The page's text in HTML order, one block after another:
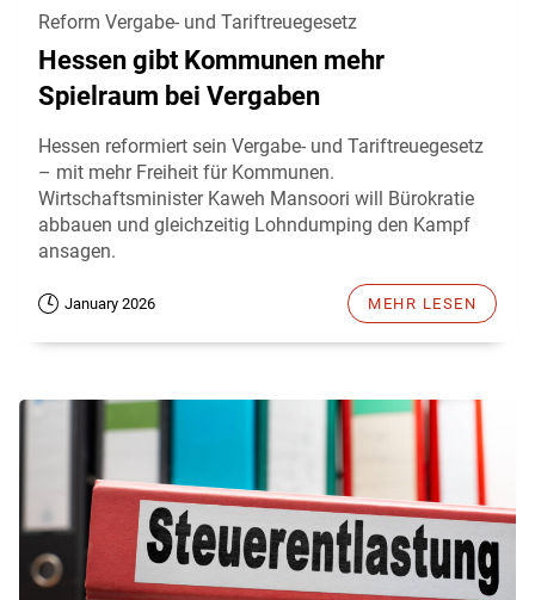
Reform Vergabe- und Tariftreuegesetz
Hessen gibt Kommunen mehr
Spielraum bei Vergaben
Hessen reformiert sein Vergabe- und Tariftreuegesetz
– mit mehr Freiheit für Kommunen.
Wirtschaftsminister Kaweh Mansoori will Bürokratie
abbauen und gleichzeitig Lohndumping den Kampf
ansagen.
January 2026 MEHR LESEN